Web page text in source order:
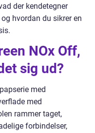
der kendetegner
hvordan du sikrer en
NOx Off,
sig ud?
med
med
rammer taget,
forbindelser,